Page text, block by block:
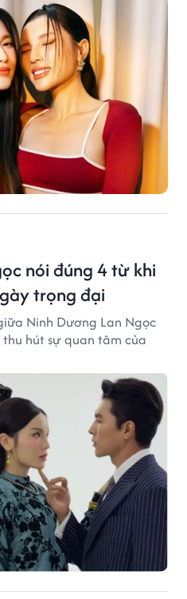
nói đúng 4 từ khi
trọng đại
Ninh Dương Lan Ngọc
hút sự quan tâm của